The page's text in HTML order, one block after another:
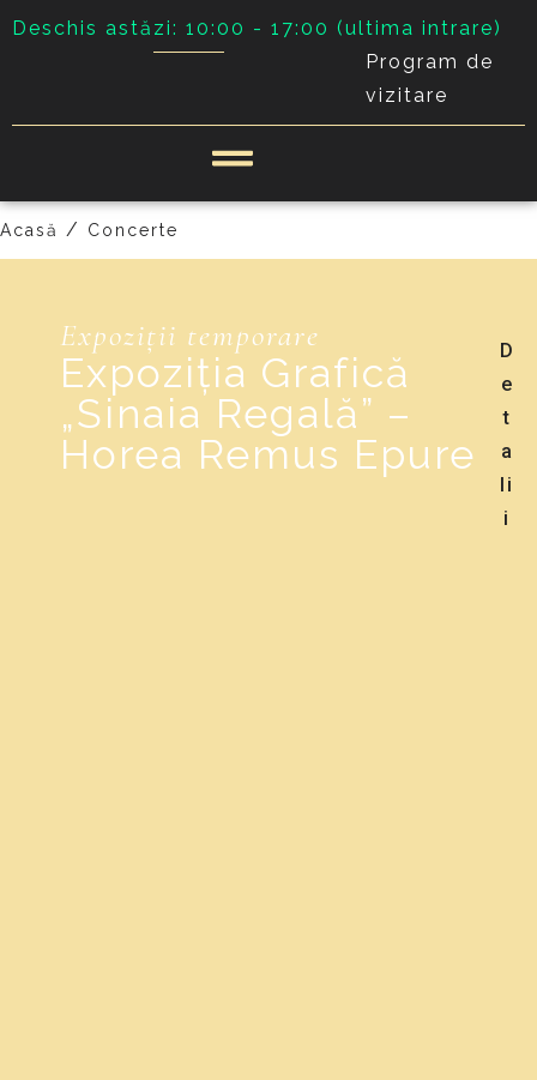
Deschis astăzi: 10:00 - 17:00 (ultima intrare)
Program de
vizitare
Acasă / Concerte
Expoziții temporare
Expoziția Grafică
„Sinaia Regală” –
Horea Remus Epure
D
e
t
a
li
i